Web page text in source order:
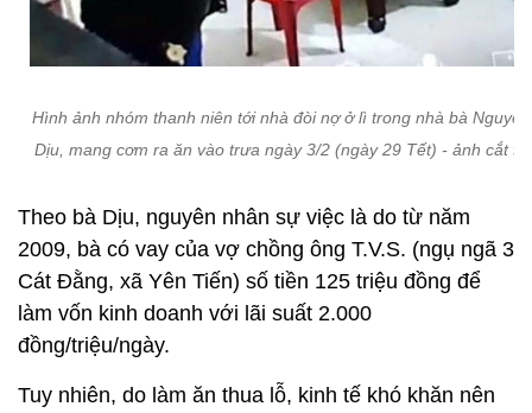
Hình ảnh nhóm thanh niên tới nhà đòi nợ ở lì trong nhà bà
Dịu, mang cơm ra ăn vào trưa ngày 3/2 (ngày 29 Tết) - ảnh cắt từ
Theo bà Dịu, nguyên nhân sự việc là do từ năm
2009, bà có vay của vợ chồng ông T.V.S. (ngụ ngã 3
Cát Đằng, xã Yên Tiến) số tiền 125 triệu đồng để
làm vốn kinh doanh với lãi suất 2.000
đồng/triệu/ngày.
Tuy nhiên, do làm ăn thua lỗ, kinh tế khó khăn nên